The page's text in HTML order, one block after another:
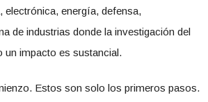
electrónica, energía, defensa,
de industrias donde la investigación del
un impacto es sustancial.
Estos son solo los primeros pasos.